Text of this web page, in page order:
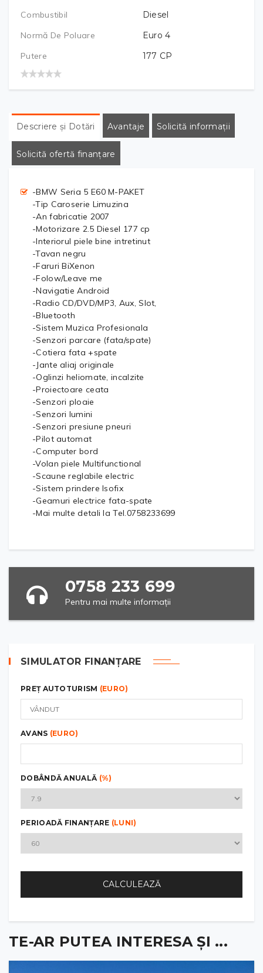
Combustibil
Diesel
Normă De Poluare
Euro 4
Putere
177 CP
Descriere și Dotări Avantaje Solicită informații
Solicită ofertă finanțare
-BMW Seria 5 E60 M-PAKET
-Tip Caroserie Limuzina
-An fabricatie 2007
-Motorizare 2.5 Diesel 177 cp
-Interiorul piele bine intretinut
-Tavan negru
-Faruri BiXenon
-Folow/Leave me
-Navigatie Android
-Radio CD/DVD/MP3, Aux, Slot,
-Bluetooth
-Sistem Muzica Profesionala
-Senzori parcare (fata/spate)
-Cotiera fata +spate
-Jante aliaj originale
-Oglinzi heliomate, incalzite
-Proiectoare ceata
-Senzori ploaie
-Senzori lumini
-Senzori presiune pneuri
-Pilot automat
-Computer bord
-Volan piele Multifunctional
-Scaune reglabile electric
-Sistem prindere Isofix
-Geamuri electrice fata-spate
-Mai multe detali la Tel.0758233699
0758 233 699
Pentru mai multe informații
SIMULATOR FINANȚARE
PREȚ AUTOTURISM (EURO)
AVANS (EURO)
DOBÂNDĂ ANUALĂ (%)
PERIOADĂ FINANȚARE (LUNI)
CALCULEAZĂ
TE-AR PUTEA INTERESA ȘI ...